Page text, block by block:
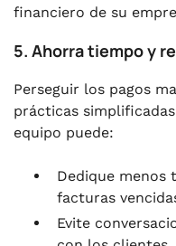
financiero de su
5. Ahorra tiempo y
Perseguir los pagos
prácticas
equipo puede:
Dedique menos
facturas
Evite